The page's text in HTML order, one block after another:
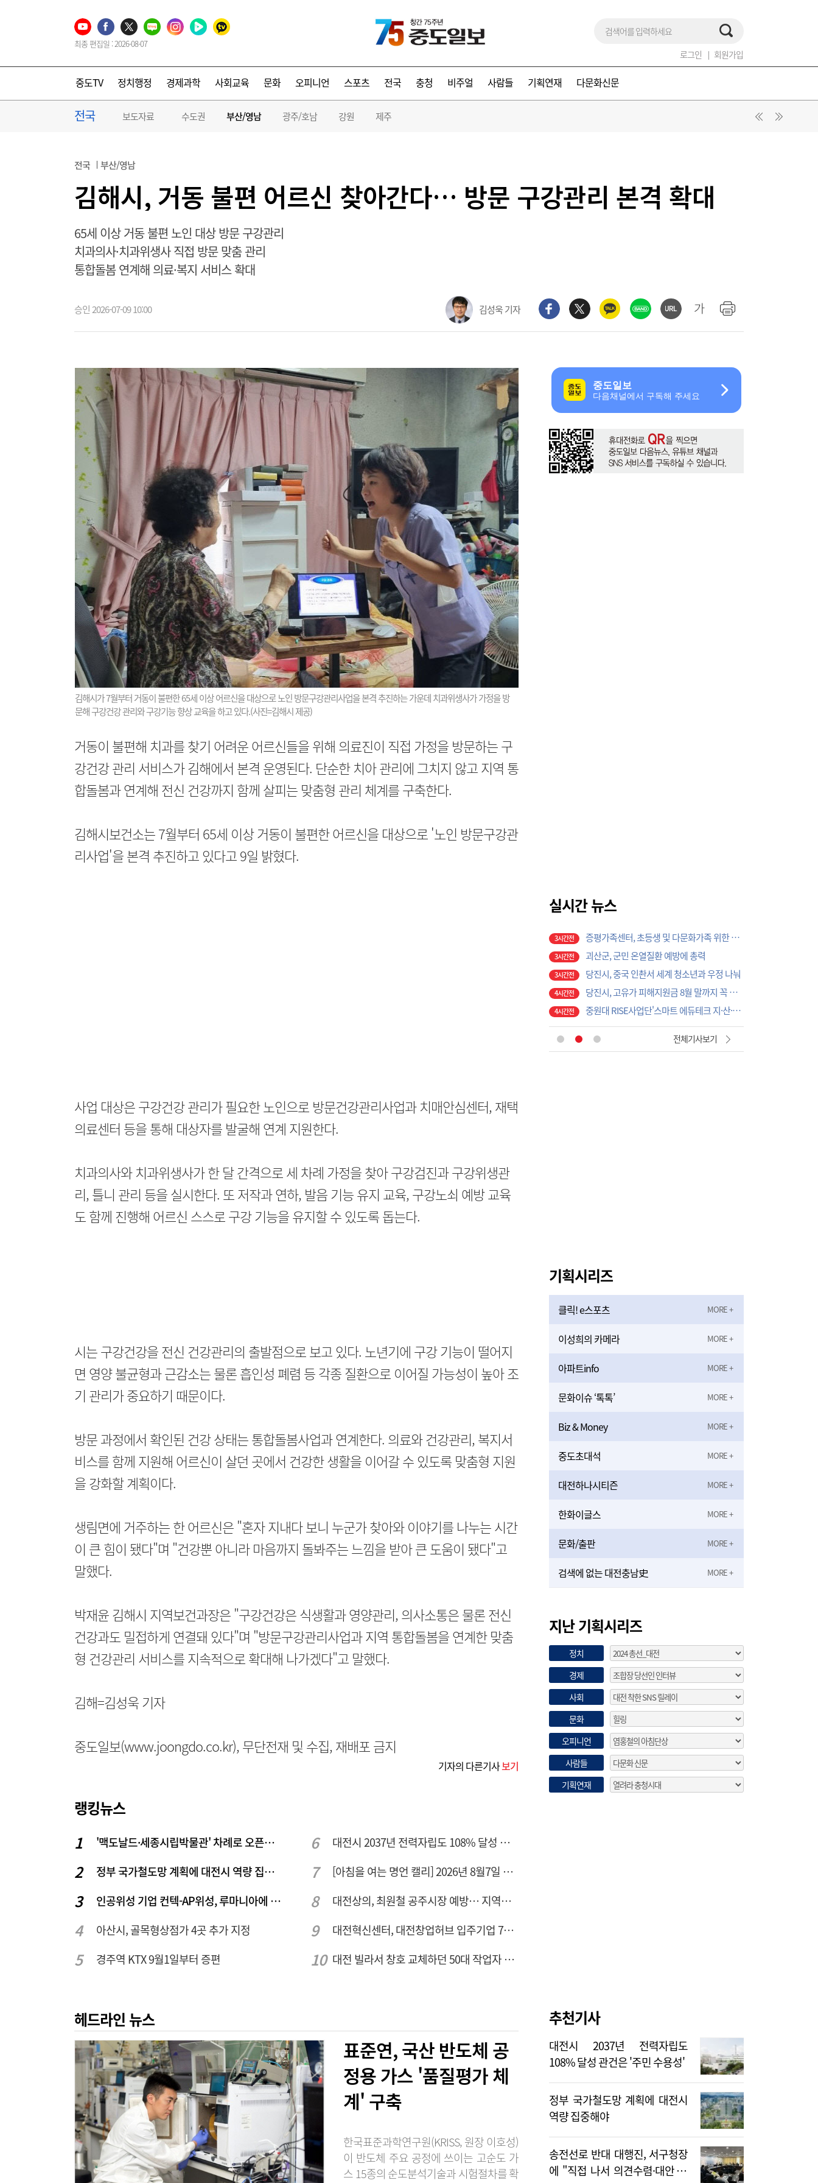
최종 편집일 : 2026-08-07
로그인 회원가입
중도TV 정치행정 경제과학 사회교육 문화 오피니언 스포츠 전국 충청 비주얼 사람들 기획연재 다문화신문
전국 보도자료 수도권 부산/영남 광주/호남 강원 제주
전국 부산/영남
김해시, 거동 불편 어르신 찾아간다… 방문 구강관리 본격 확대
65세 이상 거동 불편 노인 대상 방문 구강관리
치과의사·치과위생사 직접 방문 맞춤 관리
통합돌봄 연계해 의료·복지 서비스 확대
승인 2026-07-09 10:00 김성욱 기자
김해시가 7월부터 거동이 불편한 65세 이상 어르신을 대상으로 노인 방문구강관리사업을 본격 추진하는 가운데 치과위생사가 가정을 방
문해 구강건강 관리와 구강기능 향상 교육을 하고 있다.(사진=김해시 제공)
거동이 불편해 치과를 찾기 어려운 어르신들을 위해 의료진이 직접 가정을 방문하는 구
강건강 관리 서비스가 김해에서 본격 운영된다. 단순한 치아 관리에 그치지 않고 지역 통
합돌봄과 연계해 전신 건강까지 함께 살피는 맞춤형 관리 체계를 구축한다.
김해시보건소는 7월부터 65세 이상 거동이 불편한 어르신을 대상으로 '노인 방문구강관
리사업'을 본격 추진하고 있다고 9일 밝혔다.
사업 대상은 구강건강 관리가 필요한 노인으로 방문건강관리사업과 치매안심센터, 재택
의료센터 등을 통해 대상자를 발굴해 연계 지원한다.
치과의사와 치과위생사가 한 달 간격으로 세 차례 가정을 찾아 구강검진과 구강위생관
리, 틀니 관리 등을 실시한다. 또 저작과 연하, 발음 기능 유지 교육, 구강노쇠 예방 교육
도 함께 진행해 어르신 스스로 구강 기능을 유지할 수 있도록 돕는다.
시는 구강건강을 전신 건강관리의 출발점으로 보고 있다. 노년기에 구강 기능이 떨어지
면 영양 불균형과 근감소는 물론 흡인성 폐렴 등 각종 질환으로 이어질 가능성이 높아 조
기 관리가 중요하기 때문이다.
방문 과정에서 확인된 건강 상태는 통합돌봄사업과 연계한다. 의료와 건강관리, 복지서
비스를 함께 지원해 어르신이 살던 곳에서 건강한 생활을 이어갈 수 있도록 맞춤형 지원
을 강화할 계획이다.
생림면에 거주하는 한 어르신은 "혼자 지내다 보니 누군가 찾아와 이야기를 나누는 시간
이 큰 힘이 됐다"며 "건강뿐 아니라 마음까지 돌봐주는 느낌을 받아 큰 도움이 됐다"고
말했다.
박재윤 김해시 지역보건과장은 "구강건강은 식생활과 영양관리, 의사소통은 물론 전신
건강과도 밀접하게 연결돼 있다"며 "방문구강관리사업과 지역 통합돌봄을 연계한 맞춤
형 건강관리 서비스를 지속적으로 확대해 나가겠다"고 말했다.
김해=김성욱 기자
중도일보(www.joongdo.co.kr), 무단전재 및 수집, 재배포 금지
기자의 다른기사보기
랭킹뉴스
'맥도날드·세종시립박물관' 차례로 오픈… 고운동 정주여건 좋아진다
정부 국가철도망 계획에 대전시 역량 집중해야
인공위성 기업 컨텍-AP위성, 루마니아에 지상국 시스템 전수
아산시, 골목형상점가 4곳 추가 지정
경주역 KTX 9월1일부터 증편
대전시 2037년 전력자립도 108% 달성 관건은 '주민 수용성'
[아침을 여는 명언 캘리] 2026년 8월7일 금요일
대전상의, 최원철 공주시장 예방… 지역경제 협력방안 논의
대전혁신센터, 대전창업허브 입주기업 7개사 모집
대전 빌라서 창호 교체하던 50대 작업자 추락해 숨져
헤드라인 뉴스
표준연, 국산 반도체 공
정용 가스 '품질평가 체
계' 구축
한국표준과학연구원(KRISS, 원장 이호성)
이 반도체 주요 공정에 쓰이는 고순도 가
스 15종의 순도분석기술과 시험절차를 확
실시간 뉴스
3시간전
괴산군, 군민 온열질환 예방에 총력
3시간전 당진시, 중국 인촨서 세계 청소년과 우정 나눠
4시간전
4시간전 중원대 RISE사업단'스마트 에듀테크 지·산·관·학 협력 워크숍
4시간전 예산교육지원청, 방학 돌봄 프로그램 마무리…체험·영어캠프로 교육 만족도 높여
9시간전 [현장에서 만난 사람]세계 최대 반도체 공정 장비 제조 기업 ASML 한종호 매니저
47분전 '위안부' 기림절, 세종서 만난다… 역사의 아픔 치유, '평화의 장'
57분전
전체기사보기
기획시리즈
클릭! e스포츠
이성희의 카메라
아파트info
문화이슈 ‘톡톡’
Biz & Money
중도초대석
대전하나시티즌
한화이글스
문화/출판
검색에 없는 대전충남史
지난 기획시리즈
정치
경제
사회
문화
오피니언
사람들
기획연재
추천기사
대전시 2037년 전력자립도
108% 달성 관건은 '주민 수용성'
정부 국가철도망 계획에 대전시
역량 집중해야
송전선로 반대 대행진, 서구청장
에 "직접 나서 의견수렴·대안 제